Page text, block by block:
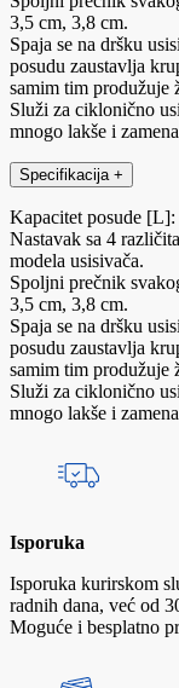
3,5 cm, 3,8 cm.
Spaja se na dršku
posudu zaustavlja
samim tim produžuje
Služi za ciklonično
mnogo lakše i
Specifikacija +
Kapacitet posude [L]:
Nastavak sa 4
modela usisivača.
Spoljni prečnik
3,5 cm, 3,8 cm.
Spaja se na dršku
posudu zaustavlja
samim tim produžuje
Služi za ciklonično
mnogo lakše i
Isporuka
Isporuka kurirskom
radnih dana, već od
Moguće i besplatno